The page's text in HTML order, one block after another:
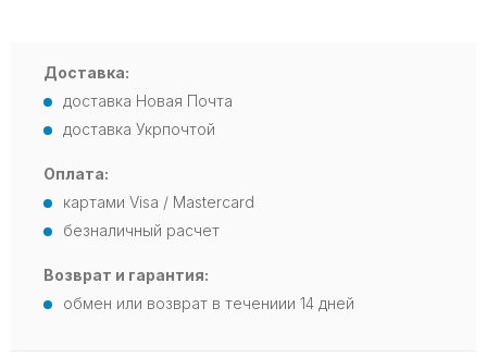
Доставка:
доставка Новая Почта
доставка Укрпочтой
Оплата:
картами Visa / Mastercard
безналичный расчет
Возврат и гарантия:
обмен или возврат в течениии 14 дней